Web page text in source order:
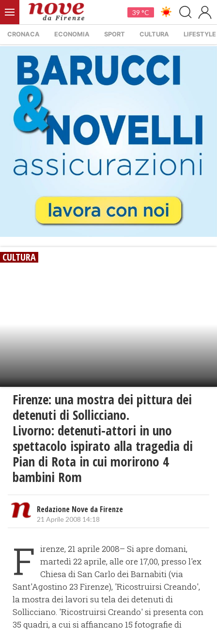
39 °C
CRONACA ECONOMIA SPORT CULTURA LIFESTYLE
CULTURA
Firenze: una mostra dei pittura dei
detenuti di Sollicciano.
Livorno: detenuti-attori in uno
spettacolo ispirato alla tragedia di
Pian di Rota in cui morirono 4
bambini Rom
Redazione Nove da Firenze
21 Aprile 2008 14:18
F irenze, 21 aprile 2008– Si apre domani,
martedì 22 aprile, alle ore 17,00, presso l'ex
Chiesa di San Carlo dei Barnabiti (via
Sant'Agostino 23 Firenze), 'Ricostruirsi Creando',
la mostra dei lavori su tela dei detenuti di
Sollicciano. 'Ricostruirsi Creando' si presenta con
35 quadri, a cui si affiancano 15 fotografie di